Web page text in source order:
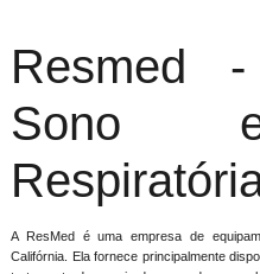
Resmed
Sono
A ResMed é uma empresa de
Califórnia. Ela fornece principalmente